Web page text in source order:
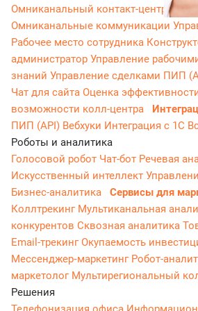
Омниканальный контакт-центр
Омниканальные коммуникации
Рабочее место сотрудника
администратор Управление
знаний Управление сделками ПИП
Чат для сайта Оценка
возможности колл-центра
ПИП (API) Вебхуки Интеграция с 1С
Роботы и аналитика
Голосовой робот Чат-бот Речевая
Искусственный интеллект
Бизнес-аналитика
Сервисы для
Коллтрекинг Мультиканальная
конкурентов Сквозная аналитика
Email-трекингОкупаемость
Мессенджер‑маркетинг Робот-
маркетолог Мультирегиональный
Решения